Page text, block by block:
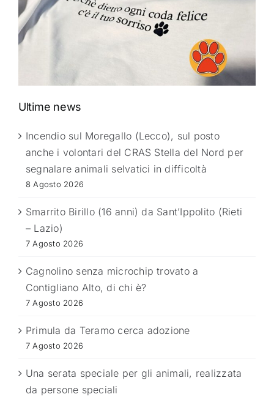
Ultime news
Incendio sul Moregallo (Lecco), sul posto
anche i volontari del CRAS Stella del Nord per
segnalare animali selvatici in difficoltà
8 Agosto 2026
Smarrito Birillo (16 anni) da Sant’Ippolito (Rieti
– Lazio)
7 Agosto 2026
Cagnolino senza microchip trovato a
Contigliano Alto, di chi è?
7 Agosto 2026
Primula da Teramo cerca adozione
7 Agosto 2026
Una serata speciale per gli animali, realizzata
da persone speciali